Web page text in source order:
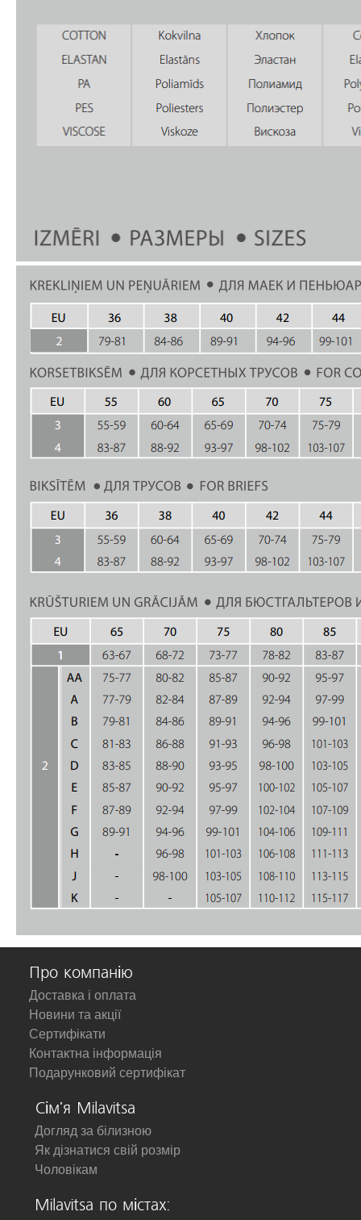
Про компанію
Доставка і оплата
Новини та акції
Сертифікати
Контактна інформація
Подарунковий сертифікат
Сім'я Milavitsa
Догляд за білизною
Як дізнатися свій розмір
Чоловікам
Milavitsa по містах: